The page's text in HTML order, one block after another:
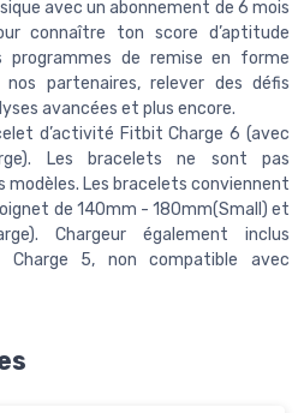
avec un abonnement de 6 mois
connaître ton score d’aptitude
programmes de remise en forme
partenaires, relever des défis
avancées et plus encore.
d’activité Fitbit Charge 6 (avec
Les bracelets ne sont pas
modèles. Les bracelets conviennent
de 140mm - 180mm(Small) et
Chargeur également inclus
5, non compatible avec